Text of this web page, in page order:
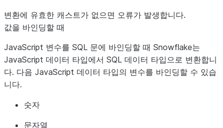
변환에 유효한 캐스트가 없으면 오류가 발생합니다.
값을 바인딩할 때
JavaScript 변수를 SQL 문에 바인딩할 때 Snowflake는
JavaScript 데이터 타입에서 SQL 데이터 타입으로 변환합니
다. 다음 JavaScript 데이터 타입의 변수를 바인딩할 수 있습
니다.
숫자
문자열